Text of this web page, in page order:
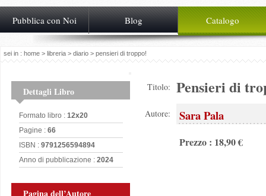
Pubblica con Noi Blog Catalogo
sei in : home > libreria > diario > pensieri di troppo!
Dettagli Libro
Formato libro : 12x20
Pagine : 66
ISBN : 9791256594894
Anno di pubblicazione : 2024
Pagina dell’Autore
Titolo: Pensieri di
Autore: Sara Pala
Prezzo : 18,90 €